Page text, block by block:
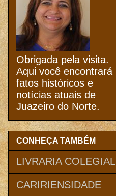
Obrigada pela visita.
Aqui você encontrará
fatos históricos e
notícias atuais de
Juazeiro do Norte.
CONHEÇA TAMBÉM
LIVRARIA COLEGIAL
CARIRIENSIDADE